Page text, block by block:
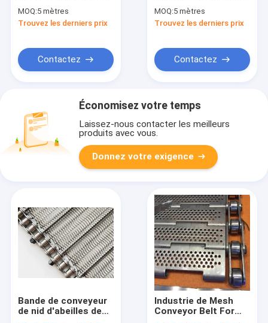
fil de rouleau conduit
avec l'attachement
MOQ:5 mètres
Trouvez les derniers prix
Contactez
chaîne équilibrée
pour une maille plus
MOQ:5 mètres
Trouvez les derniers prix
Contactez
Économisez votre temps
Laissez-nous contacter les meilleurs
produits avec vous.
Donnez votre exigence
Bande de conveyeur
de nid d'abeilles de
Industrie de Mesh
Conveyor Belt For